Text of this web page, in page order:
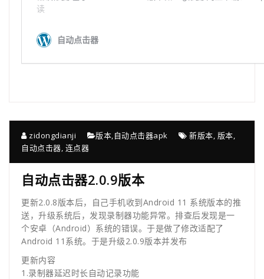
zidongdianji 版本,自动点击器apk 新版本, 版本,
自动点击器, 连点器
自动点击器2.0.9版本
更新2.0.8版本后，自己手机收到Android 11 系统版本的推
送，升级系统后，发现录制器功能异常。排查后发现是一
个安卓（Android）系统的错误。于是做了修改适配了
Android 11系统。于是升级2.0.9版本并发布
更新内容
1.录制器延迟时长自动记录功能